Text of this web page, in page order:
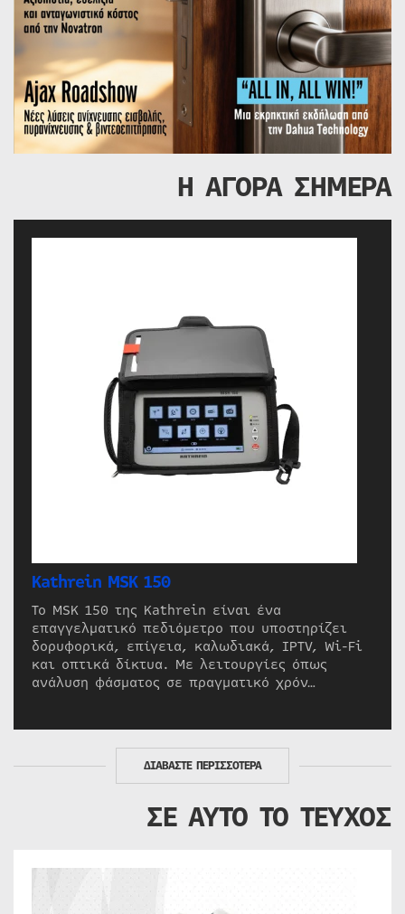
Η ΑΓΟΡΑ ΣΗΜΕΡΑ
Kathrein MSK 150
Το MSK 150 της Kathrein είναι ένα
επαγγελματικό πεδιόμετρο που υποστηρίζει
δορυφορικά, επίγεια, καλωδιακά, IPTV, Wi-Fi
και οπτικά δίκτυα. Με λειτουργίες όπως
ανάλυση φάσματος σε πραγματικό χρόν…
ΔΙΑΒΑΣΤΕ ΠΕΡΙΣΣΟΤΕΡΑ
ΣΕ ΑΥΤΟ ΤΟ ΤΕΥΧΟΣ